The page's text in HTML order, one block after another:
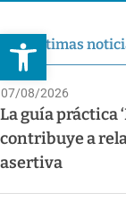
Abrir
Últimas
07/08/2026
La guía práctica
contribuye a
asertiva